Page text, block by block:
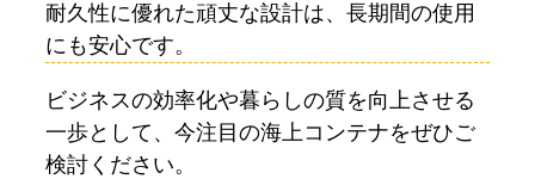
耐久性に優れた頑丈な設計は、長期間の使用
にも安心です。
ビジネスの効率化や暮らしの質を向上させる
一歩として、今注目の海上コンテナをぜひご
検討ください。